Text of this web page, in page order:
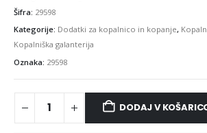
Šifra: 29598
Kategorije: Dodatki za kopalnico in kopanje,
Kopalniška galanterija
Oznaka: 29598
DODAJ V